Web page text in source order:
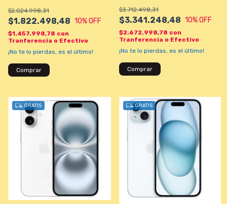
$1.822.498,48
$2.024.998,31
10% OFF
$1.457.998,78 con
Tranferencia o Efectivo
¡No te lo pierdas, es el último!
Comprar
$3.341.248,48
$3.712.498,31
10% OFF
$2.672.998,78 con
Tranferencia o Efectivo
¡No te lo pierdas, es el último!
Comprar
GRATIS GRATIS